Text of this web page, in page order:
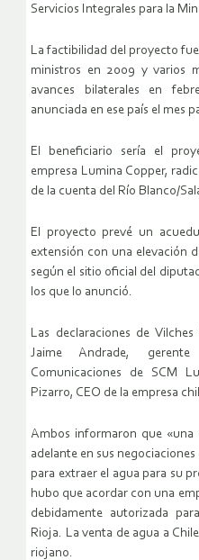
Servicios Integrales para la
La factibilidad del proyecto
ministros en 2009 y varios
avances bilaterales en
anunciada en ese país el mes
El beneficiario sería el
empresa Lumina Copper,
de la cuenta del Río Blanco/
El proyecto prevé un
extensión con una elevación
según el sitio oficial del
los que lo anunció.
Las declaraciones de
Jaime Andrade,
Comunicaciones de SCM
Pizarro, CEO de la empresa
Ambos informaron que «una
adelante en sus
para extraer el agua para su
hubo que acordar con una
debidamente autorizada
Rioja. La venta de agua a
riojano.